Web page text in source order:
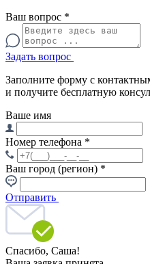
Ваш вопрос *
Задать вопрос
Заполните форму с
и получите бесплатную
Ваше имя
Номер телефона *
Ваш город (регион) *
Отправить
Спасибо, Саша!